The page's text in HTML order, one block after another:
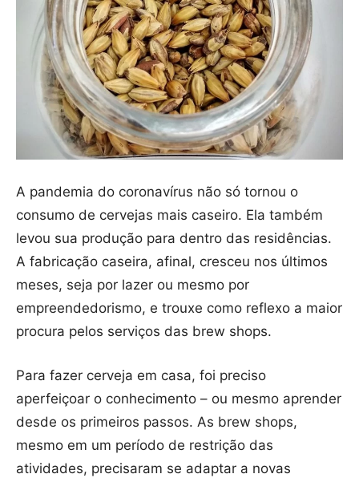
A pandemia do coronavírus não só tornou o
consumo de cervejas mais caseiro. Ela também
levou sua produção para dentro das residências.
A fabricação caseira, afinal, cresceu nos últimos
meses, seja por lazer ou mesmo por
empreendedorismo, e trouxe como reflexo a maior
procura pelos serviços das brew shops.
Para fazer cerveja em casa, foi preciso
aperfeiçoar o conhecimento – ou mesmo aprender
desde os primeiros passos. As brew shops,
mesmo em um período de restrição das
atividades, precisaram se adaptar a novas